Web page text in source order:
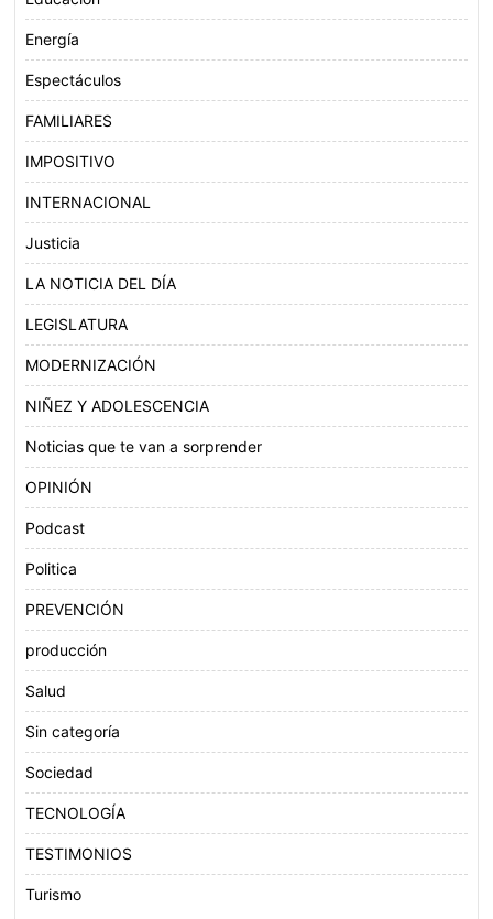
Energía
Espectáculos
FAMILIARES
IMPOSITIVO
INTERNACIONAL
Justicia
LA NOTICIA DEL DÍA
LEGISLATURA
MODERNIZACIÓN
NIÑEZ Y ADOLESCENCIA
Noticias que te van a sorprender
OPINIÓN
Podcast
Politica
PREVENCIÓN
producción
Salud
Sin categoría
Sociedad
TECNOLOGÍA
TESTIMONIOS
Turismo